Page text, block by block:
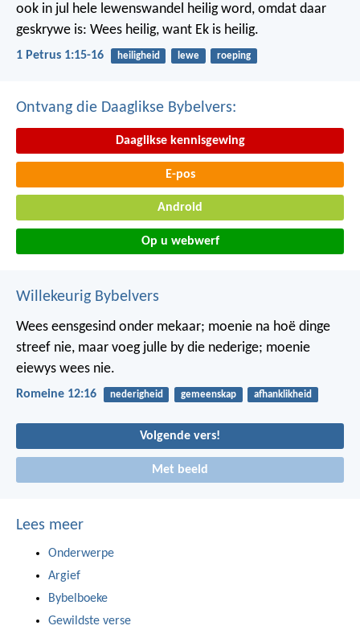
ook in jul hele lewenswandel heilig word, omdat daar
geskrywe is: Wees heilig, want Ek is heilig.
1 Petrus 1:15-16 heiligheid lewe roeping
Ontvang die Daaglikse Bybelvers:
Daaglikse kennisgewing
E-pos
Android
Op u webwerf
Willekeurig Bybelvers
Wees eensgesind onder mekaar; moenie na hoë dinge
streef nie, maar voeg julle by die nederige; moenie
eiewys wees nie.
Romeine 12:16 nederigheid gemeenskap afhanklikheid
Volgende vers!
Met beeld
Lees meer
Onderwerpe
Argief
Bybelboeke
Gewildste verse